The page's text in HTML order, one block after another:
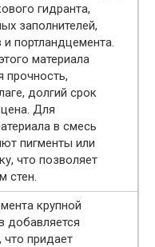
гидранта,
заполнителей,
портландцемента.
материала
прочность,
долгий срок
Для
в смесь
пигменты или
что позволяет
стен.
крупной
добавляется
что придает